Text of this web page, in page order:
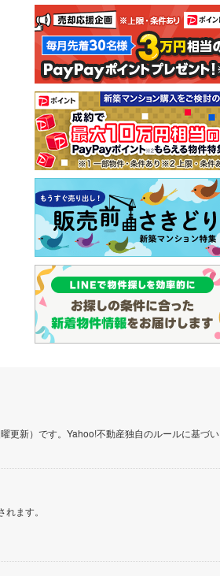
更新）です。Yahoo!不動産独自のルールに基づい
ます。